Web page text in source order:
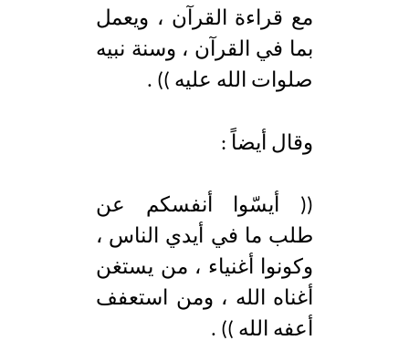
مع قراءة القرآن ، ويعمل
بما في القرآن ، وسنة نبيه
صلوات الله عليه )) .
وقال أيضاً :
(( أيسّوا أنفسكم عن
طلب ما في أيدي الناس ،
وكونوا أغنياء ، من يستغن
أغناه الله ، ومن استعفف
أعفه الله )) .